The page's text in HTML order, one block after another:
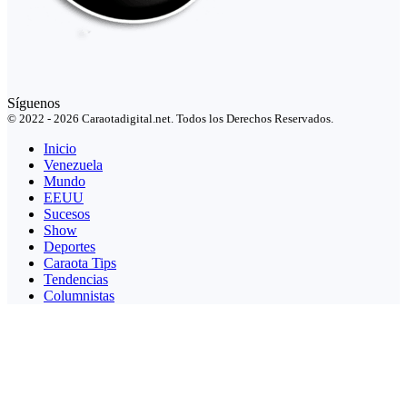
Síguenos
© 2022 - 2026 Caraotadigital.net. Todos los Derechos Reservados.
Inicio
Venezuela
Mundo
EEUU
Sucesos
Show
Deportes
Caraota Tips
Tendencias
Columnistas